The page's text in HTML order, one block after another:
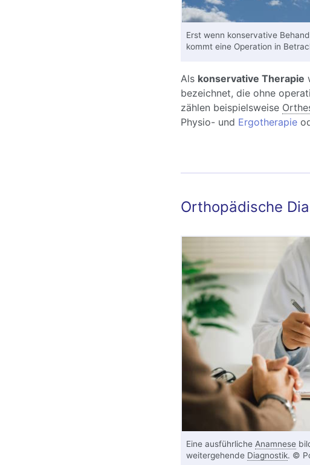
Erst wenn konservative
kommt eine Operation in
Als konservative Therapie
bezeichnet, die ohne
zählen beispielsweise
Physio- und Ergotherapie
Orthopädische
Eine ausführliche Anamnese
weitergehende Diagnostik. ©